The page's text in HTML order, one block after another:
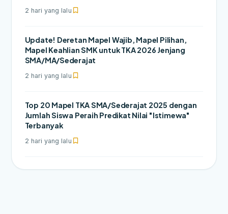
2 hari yang lalu
Update! Deretan Mapel Wajib, Mapel Pilihan,
Mapel Keahlian SMK untuk TKA 2026 Jenjang
SMA/MA/Sederajat
2 hari yang lalu
Top 20 Mapel TKA SMA/Sederajat 2025 dengan
Jumlah Siswa Peraih Predikat Nilai "Istimewa"
Terbanyak
2 hari yang lalu